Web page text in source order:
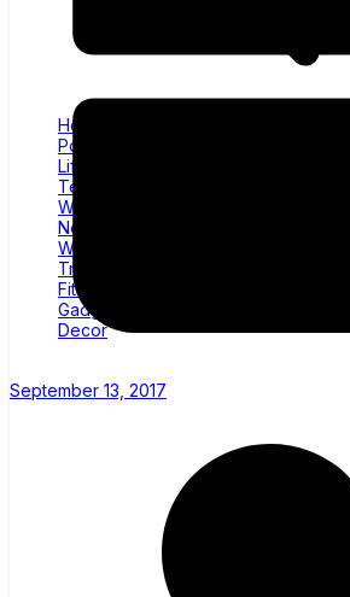
Home
Politics
Lifestyle
Technology
Wellness
News
World
Trending
Fitness
Gadgets
Decor
September 13, 2017